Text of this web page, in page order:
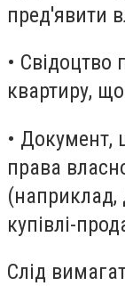
пред'явити
• Свідоцтво
квартиру,
• Документ,
права
(наприклад,
купівлі-
Слід